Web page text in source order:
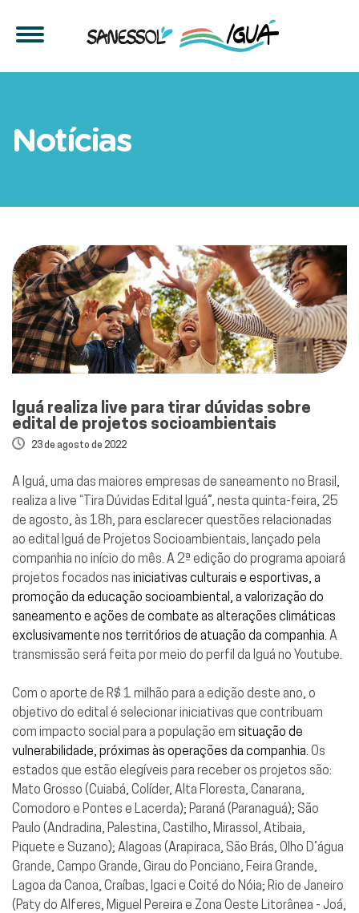
Notícias
Iguá realiza live para tirar dúvidas sobre
edital de projetos socioambientais
23 de agosto de 2022
A Iguá, uma das maiores empresas de saneamento no Brasil,
realiza a live “Tira Dúvidas Edital Iguá”, nesta quinta-feira, 25
de agosto, às 18h, para esclarecer questões relacionadas
ao edital
Iguá de Projetos Socioambientais , lançado pela
companhia no início do mês. A 2ª edição do programa apoiará
projetos focados nas iniciativas culturais e esportivas, a
promoção da educação socioambiental, a valorização do
saneamento e ações de combate as alterações climáticas
exclusivamente nos territórios de atuação da companhia. A
transmissão será feita por meio do perfil da Iguá no Youtube.
Com o aporte de R$ 1 milhão para a edição deste ano, o
objetivo do edital é selecionar iniciativas que contribuam
com impacto social para a população em situação de
vulnerabilidade, próximas às operações da companhia. Os
estados que estão elegíveis para receber os projetos são:
Mato Grosso (Cuiabá, Colíder, Alta Floresta, Canarana,
Comodoro e Pontes e Lacerda); Paraná (Paranaguá); São
Paulo (Andradina, Palestina, Castilho, Mirassol, Atibaia,
Piquete e Suzano); Alagoas (Arapiraca, São Brás, Olho D’água
Grande, Campo Grande, Girau do Ponciano, Feira Grande,
Lagoa da Canoa, Craíbas, Igaci e Coité do Nóia; Rio de Janeiro
(Paty do Alferes, Miguel Pereira e Zona Oeste Litorânea - Joá,